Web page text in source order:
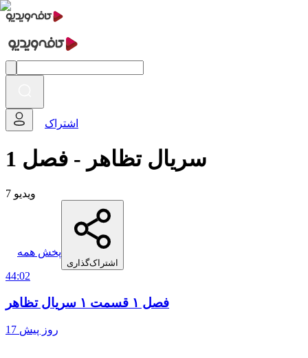
اشتراک
سریال تظاهر - فصل 1
7 ویدیو
پخش همه
اشتراک‌گذاری
44:02
فصل ۱ قسمت ۱ سریال تظاهر
17 روز پیش